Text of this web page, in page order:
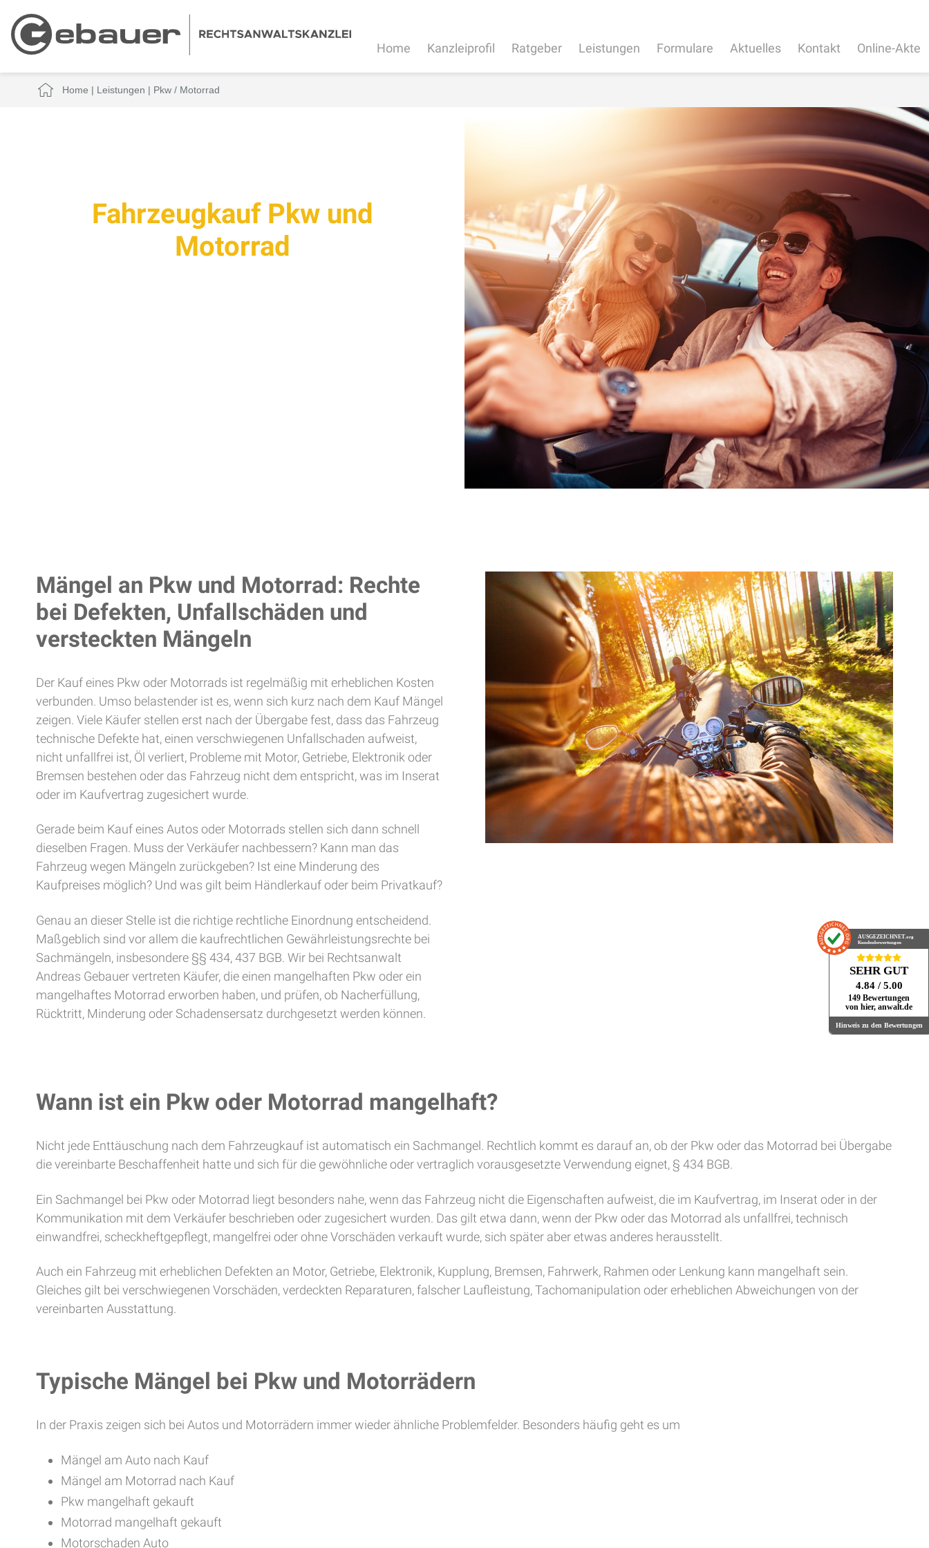
Home Kanzleiprofil Ratgeber Leistungen Formulare Aktuelles Kontakt Online-Akte
Home | Leistungen | Pkw / Motorrad
Fahrzeugkauf Pkw und
Motorrad
Mängel an Pkw und Motorrad: Rechte
bei Defekten, Unfallschäden und
versteckten Mängeln
Der Kauf eines Pkw oder Motorrads ist regelmäßig mit erheblichen Kosten
verbunden. Umso belastender ist es, wenn sich kurz nach dem Kauf Mängel
zeigen. Viele Käufer stellen erst nach der Übergabe fest, dass das Fahrzeug
technische Defekte hat, einen verschwiegenen Unfallschaden aufweist,
nicht unfallfrei ist, Öl verliert, Probleme mit Motor, Getriebe, Elektronik oder
Bremsen bestehen oder das Fahrzeug nicht dem entspricht, was im Inserat
oder im Kaufvertrag zugesichert wurde.
Gerade beim Kauf eines Autos oder Motorrads stellen sich dann schnell
dieselben Fragen. Muss der Verkäufer nachbessern? Kann man das
Fahrzeug wegen Mängeln zurückgeben? Ist eine Minderung des
Kaufpreises möglich? Und was gilt beim Händlerkauf oder beim Privatkauf?
Genau an dieser Stelle ist die richtige rechtliche Einordnung entscheidend.
Maßgeblich sind vor allem die kaufrechtlichen Gewährleistungsrechte bei
Sachmängeln, insbesondere §§ 434, 437 BGB. Wir bei Rechtsanwalt
Andreas Gebauer vertreten Käufer, die einen mangelhaften Pkw oder ein
mangelhaftes Motorrad erworben haben, und prüfen, ob Nacherfüllung,
Rücktritt, Minderung oder Schadensersatz durchgesetzt werden können.
Wann ist ein Pkw oder Motorrad mangelhaft?
Nicht jede Enttäuschung nach dem Fahrzeugkauf ist automatisch ein Sachmangel. Rechtlich kommt es darauf an, ob der Pkw oder das Motorrad bei Übergabe
die vereinbarte Beschaffenheit hatte und sich für die gewöhnliche oder vertraglich vorausgesetzte Verwendung eignet, § 434 BGB.
Ein Sachmangel bei Pkw oder Motorrad liegt besonders nahe, wenn das Fahrzeug nicht die Eigenschaften aufweist, die im Kaufvertrag, im Inserat oder in der
Kommunikation mit dem Verkäufer beschrieben oder zugesichert wurden. Das gilt etwa dann, wenn der Pkw oder das Motorrad als unfallfrei, technisch
einwandfrei, scheckheftgepflegt, mangelfrei oder ohne Vorschäden verkauft wurde, sich später aber etwas anderes herausstellt.
Auch ein Fahrzeug mit erheblichen Defekten an Motor, Getriebe, Elektronik, Kupplung, Bremsen, Fahrwerk, Rahmen oder Lenkung kann mangelhaft sein.
Gleiches gilt bei verschwiegenen Vorschäden, verdeckten Reparaturen, falscher Laufleistung, Tachomanipulation oder erheblichen Abweichungen von der
vereinbarten Ausstattung.
Typische Mängel bei Pkw und Motorrädern
In der Praxis zeigen sich bei Autos und Motorrädern immer wieder ähnliche Problemfelder. Besonders häufig geht es um
Mängel am Auto nach Kauf
Mängel am Motorrad nach Kauf
Pkw mangelhaft gekauft
Motorrad mangelhaft gekauft
Motorschaden Auto
AUSGEZEICHNET .org
Kundenbewertungen
SEHR GUT
4.84 / 5.00
149 Bewertungen
von hier, anwalt.de
Hinweis zu den Bewertungen